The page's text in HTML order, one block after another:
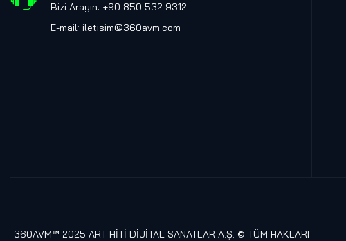
Bizi Arayın: +90 850 532 9312
E-mail: iletisim@360avm.com
360AVM™ 2025 ART HİTİ DİJİTAL SANATLAR A.Ş. © TÜM HAKLARI